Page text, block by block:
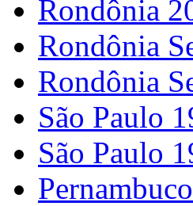
Rondônia
Rondônia
Rondônia
São Paulo
São Paulo